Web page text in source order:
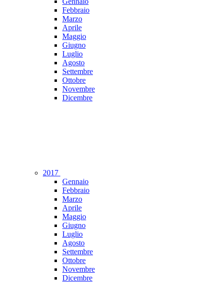
Febbraio
Marzo
Aprile
Maggio
Giugno
Luglio
Agosto
Settembre
Ottobre
Novembre
Dicembre
2017
Gennaio
Febbraio
Marzo
Aprile
Maggio
Giugno
Luglio
Agosto
Settembre
Ottobre
Novembre
Dicembre